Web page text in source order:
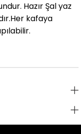
Hazır Şal yaz
kafaya